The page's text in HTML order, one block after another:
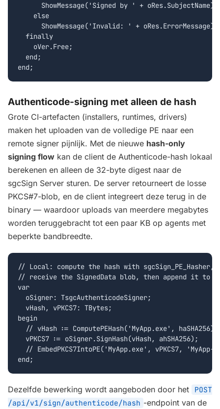
      ShowMessage('Signed by ' + oRes.SubjectName)
    else
      ShowMessage('Invalid: ' + oRes.ErrorMessage);
  finally
    oVer.Free;
  end;
end;
Authenticode-signing met alleen de hash
Grote CI-artefacten (installers, runtimes, drivers)
maken het uploaden van de volledige PE naar een
remote signer pijnlijk. Met de nieuwe hash-only
signing flow kan de client de Authenticode-hash lokaal
berekenen en alleen de 32-byte digest naar de
sgcSign Server sturen. De server retourneert de losse
PKCS#7-blob, en de client integreert deze terug in de
binary — waardoor uploads van meerdere megabytes
worden teruggebracht tot een paar KB op agents met
beperkte bandbreedte.
// Local: compute the hash with
// receive the SignedData blob, then append it
var
  oSigner: TsgcAuthenticodeSigner;
  vHash, vPKCS7: TBytes;
begin
  // vHash := ComputePEHash('MyApp.exe', haSHA256);
  vPKCS7 := oSigner.SignHash(vHash, ahSHA256);
// EmbedPKCS7IntoPE('MyApp.exe', vPKCS7, 'MyApp-
end;
Dezelfde bewerking wordt aangeboden door het
POST
/api/v1/sign/authenticode/hash -endpoint van de